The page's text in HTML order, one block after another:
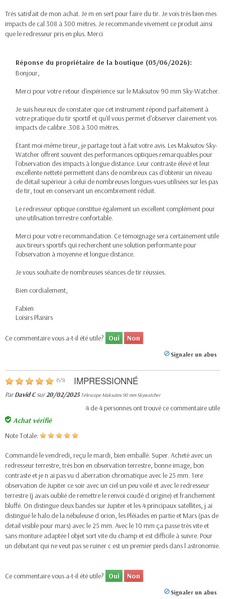
Très satisfait de mon achat. Je m en sert pour faire du tir. Je vois très bien mes
impacts de cal 308 à 300 mètres. Je recommande vivement ce produit ainsi
que le redresseur pris en plus. Merci
Réponse du propriétaire de la boutique (05/06/2026):
Bonjour,
Merci pour votre retour d'expérience sur le Maksutov 90 mm Sky-Watcher.
Je suis heureux de constater que cet instrument répond parfaitement à
votre pratique du tir sportif et qu'il vous permet d'observer clairement vos
impacts de calibre .308 à 300 mètres.
Étant moi-même tireur, je partage tout à fait votre avis. Les Maksutov Sky-
Watcher offrent souvent des performances optiques remarquables pour
l'observation des impacts à longue distance. Leur contraste élevé et leur
excellente netteté permettent dans de nombreux cas d'obtenir un niveau
de détail supérieur à celui de nombreuses longues-vues utilisées sur les pas
de tir, tout en conservant un encombrement réduit.
Le redresseur optique constitue également un excellent complément pour
une utilisation terrestre confortable.
Merci pour votre recommandation. Ce témoignage sera certainement utile
aux tireurs sportifs qui recherchent une solution performante pour
l'observation à moyenne et longue distance.
Je vous souhaite de nombreuses séances de tir réussies.
Bien cordialement,
Fabien
Loisirs Plaisirs
Ce commentaire vous a-t-il été utile? Oui Non
Signaler un abus
(5/5) IMPRESSIONNÉ
ParDavid Csur20/02/2025 Télescope Maksutov 90 mm Skywatcher
4 de4personnes ont trouvé ce commentaire utile
Achat vérifié
Note Totale:
Commandé le vendredi, reçu le mardi, bien emballé. Super. Acheté avec un
redresseur terrestre, très bon en observation terrestre, bonne image, bon
contraste et je n ai pas vu d aberration chromatique avec le 25 mm. 1ere
observation de Jupiter ce soir avec un ciel un peu voilé et avec le redresseur
terrestre (j avais oublié de remettre le renvoi coudé d origine) et franchement
bluffé. On distingue deux bandes sur Jupiter et les 4 principaux satellites, j ai
distingué le halo de la nébuleuse d orion, les Pléiades en partie et Mars (pas de
detail visible pour mars) avec le 25 mm. Avec le 10 mm ça passe très vite et
sans monture adaptée l objet sort vite du champ et est difficile à suivre. Pour
un débutant qui ne veut pas se ruiner c est un premier pieds dans l astronomie.
Ce commentaire vous a-t-il été utile? Oui Non
Signaler un abus